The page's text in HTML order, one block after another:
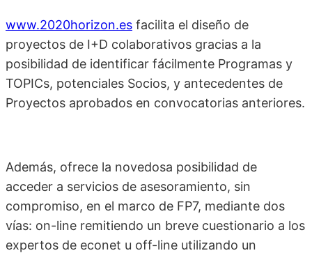
www.2020horizon.es facilita el diseño de
proyectos de I+D colaborativos gracias a la
posibilidad de identificar fácilmente Programas y
TOPICs, potenciales Socios, y antecedentes de
Proyectos aprobados en convocatorias anteriores.
Además, ofrece la novedosa posibilidad de
acceder a servicios de asesoramiento, sin
compromiso, en el marco de FP7, mediante dos
vías: on-line remitiendo un breve cuestionario a los
expertos de econet u off-line utilizando un